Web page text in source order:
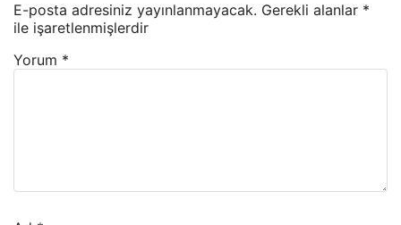
E-posta adresiniz yayınlanmayacak. Gerekli alanlar *
ile işaretlenmişlerdir
Yorum *